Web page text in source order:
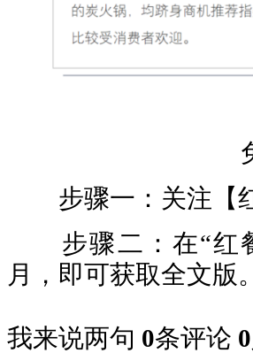
步骤一：关注【红
步骤二：在“红餐
月，即可获取全文版。
我来说两句 0条评论 0